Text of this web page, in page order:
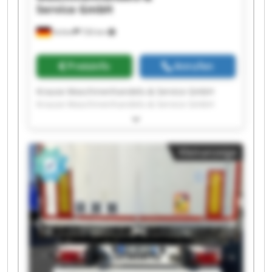
Achim 726 km
Service GmbH
Preisinfo Anrufen
Krause Maschinenhandels-& Service GmbH
Krause Maschinenhandels-& Service GmbH
Krause Maschinenhandels-& Service GmbH
Krause Maschinenhandels-& Service GmbH
Krause Maschinenhandels-& Service GmbH
Krause Maschinenhandels-& Service GmbH
Krause Maschinenhandels-& Service GmbH
Krause Maschinenhandels-& Service GmbH
Krause Maschinenhandels-& Service GmbH
Krause Maschinenhandels-& Service GmbH
Krause Maschinenhandels-& Service GmbH
Krause Maschinenhandels-& Service GmbH
Krause Maschinenhandels-& Service GmbH
Kleinanzeige